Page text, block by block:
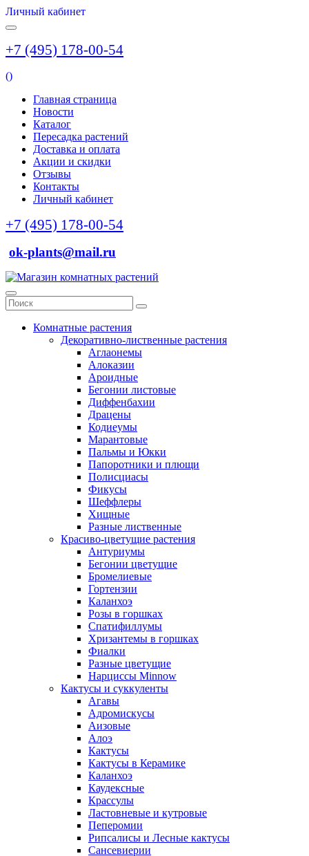
Личный кабинет
+7 (495) 178-00-54
()
Главная страница
Новости
Каталог
Пересадка растений
Доставка и оплата
Акции и скидки
Отзывы
Контакты
Личный кабинет
+7 (495) 178-00-54
ok-plants@mail.ru
Комнатные растения
Декоративно-лиственные растения
Аглаонемы
Алоказии
Ароидные
Бегонии листовые
Диффенбахии
Драцены
Кодиеумы
Марантовые
Пальмы и Юкки
Папоротники и плющи
Полисциасы
Фикусы
Шеффлеры
Хищные
Разные лиственные
Красиво-цветущие растения
Антуриумы
Бегонии цветущие
Бромелиевые
Гортензии
Каланхоэ
Розы в горшках
Спатифиллумы
Хризантемы в горшках
Фиалки
Разные цветущие
Нарциссы Minnow
Кактусы и суккуленты
Агавы
Адромискусы
Аизовые
Алоэ
Кактусы
Кактусы в Керамике
Каланхоэ
Каудексные
Крассулы
Ластовневые и кутровые
Пеперомии
Рипсалисы и Лесные кактусы
Сансевиерии